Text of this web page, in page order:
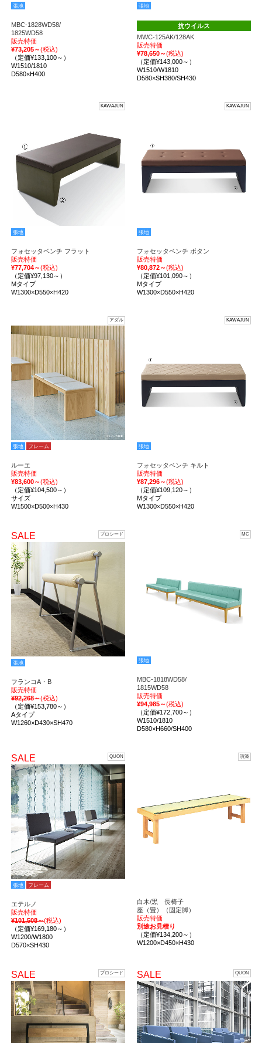
張地
MBC-1828WD58/
1825WD58
販売特価
¥73,205～(税込)
（定価¥133,100～）
W1510/1810
D580×H400
張地
抗ウイルス
MWC-125AK/128AK
販売特価
¥78,650～(税込)
（定価¥143,000～）
W1510/W1810
D580×SH380/SH430
KAWAJUN
張地
フォセッタベンチ フラット
販売特価
¥77,704～(税込)
（定価¥97,130～）
Mタイプ
W1300×D550×H420
KAWAJUN
張地
フォセッタベンチ ボタン
販売特価
¥80,872～(税込)
（定価¥101,090～）
Mタイプ
W1300×D550×H420
アダル
張地 フレーム
ルーエ
販売特価
¥83,600～(税込)
（定価¥104,500～）
サイズ
W1500×D500×H430
KAWAJUN
張地
フォセッタベンチ キルト
販売特価
¥87,296～(税込)
（定価¥109,120～）
Mタイプ
W1300×D550×H420
SALE プロシード
張地
フランコA・B
販売特価
¥92,268～(税込)
（定価¥153,780～）
Aタイプ
W1260×D430×SH470
MC
張地
MBC-1818WD58/
1815WD58
販売特価
¥94,985～(税込)
（定価¥172,700～）
W1510/1810
D580×H660/SH400
SALE QUON
張地 フレーム
エテルノ
販売特価
¥101,508～(税込)
（定価¥169,180～）
W1200/W1800
D570×SH430
演漆
白木/黒 長椅子
座（畳）（固定脚）
販売特価
別途お見積り
（定価¥134,200～）
W1200×D450×H430
SALE プロシード SALE QUON